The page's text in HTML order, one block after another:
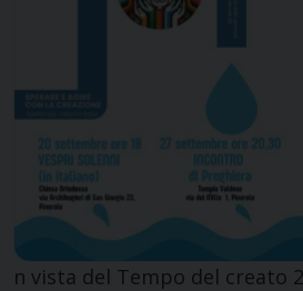
n vista del Tempo del creato